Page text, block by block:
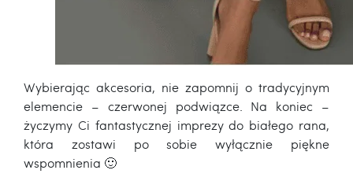
Wybierając akcesoria, nie zapomnij o tradycyjnym
elemencie – czerwonej podwiązce. Na koniec –
życzymy Ci fantastycznej imprezy do białego rana,
która zostawi po sobie wyłącznie piękne
wspomnienia 🙂